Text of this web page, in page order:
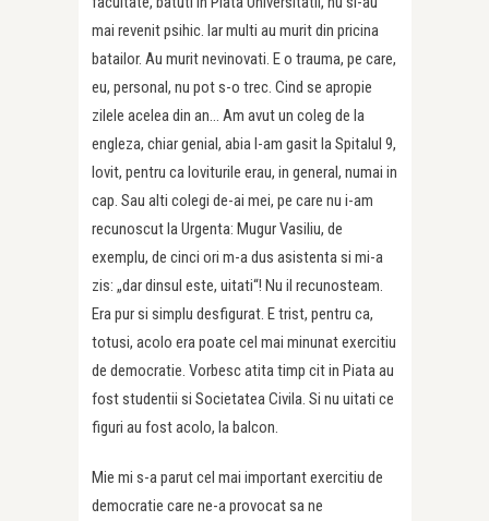
mai revenit psihic. Iar multi au murit din pricina
batailor. Au murit nevinovati. E o trauma, pe care,
eu, personal, nu pot s-o trec. Cind se apropie
zilele acelea din an… Am avut un coleg de la
engleza, chiar genial, abia l-am gasit la Spitalul 9,
lovit, pentru ca loviturile erau, in general, numai in
cap. Sau alti colegi de-ai mei, pe care nu i-am
recunoscut la Urgenta: Mugur Vasiliu, de
exemplu, de cinci ori m-a dus asistenta si mi-a
zis: „dar dinsul este, uitati“! Nu il recunosteam.
Era pur si simplu desfigurat. E trist, pentru ca,
totusi, acolo era poate cel mai minunat exercitiu
de democratie. Vorbesc atita timp cit in Piata au
fost studentii si Societatea Civila. Si nu uitati ce
figuri au fost acolo, la balcon.
Mie mi s-a parut cel mai important exercitiu de
democratie care ne-a provocat sa ne